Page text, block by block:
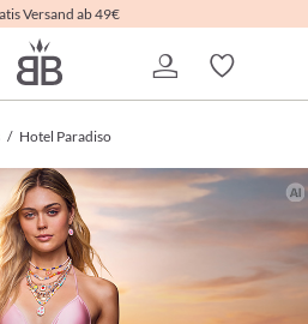
Versand ab 49€
/ Hotel Paradiso